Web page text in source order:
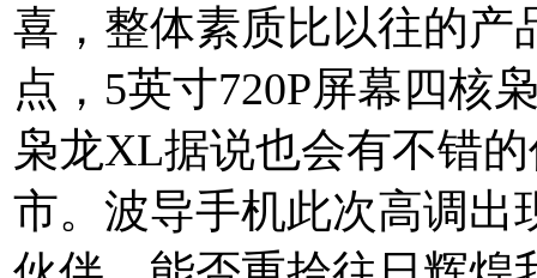
喜，整体素质比以往的产
点，5英寸720P屏幕四核
枭龙XL据说也会有不错
市。波导手机此次高调出